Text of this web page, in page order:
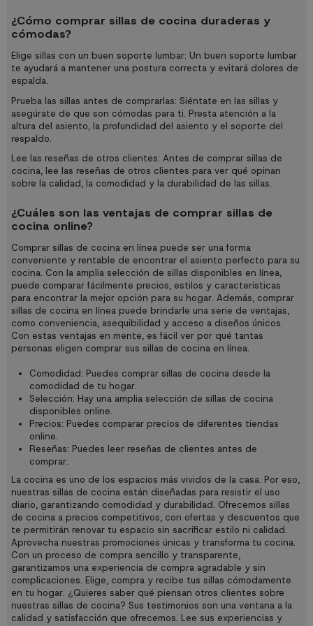
¿Cómo comprar sillas de cocina duraderas y
cómodas?
Elige sillas con un buen soporte lumbar: Un buen soporte lumbar
te ayudará a mantener una postura correcta y evitará dolores de
espalda.
Prueba las sillas antes de comprarlas: Siéntate en las sillas y
asegúrate de que son cómodas para ti. Presta atención a la
altura del asiento, la profundidad del asiento y el soporte del
respaldo.
Lee las reseñas de otros clientes: Antes de comprar sillas de
cocina, lee las reseñas de otros clientes para ver qué opinan
sobre la calidad, la comodidad y la durabilidad de las sillas.
¿Cuáles son las ventajas de comprar sillas de
cocina online?
Comprar sillas de cocina en línea puede ser una forma
conveniente y rentable de encontrar el asiento perfecto para su
cocina. Con la amplia selección de sillas disponibles en línea,
puede comparar fácilmente precios, estilos y características
para encontrar la mejor opción para su hogar. Además, comprar
sillas de cocina en línea puede brindarle una serie de ventajas,
como conveniencia, asequibilidad y acceso a diseños únicos.
Con estas ventajas en mente, es fácil ver por qué tantas
personas eligen comprar sus sillas de cocina en línea.
Comodidad: Puedes comprar sillas de cocina desde la
comodidad de tu hogar.
Selección: Hay una amplia selección de sillas de cocina
disponibles online.
Precios: Puedes comparar precios de diferentes tiendas
online.
Reseñas: Puedes leer reseñas de clientes antes de
comprar.
La cocina es uno de los espacios más vividos de la casa. Por eso,
nuestras sillas de cocina están diseñadas para resistir el uso
diario, garantizando comodidad y durabilidad. Ofrecemos sillas
de cocina a precios competitivos, con ofertas y descuentos que
te permitirán renovar tu espacio sin sacrificar estilo ni calidad.
Aprovecha nuestras promociones únicas y transforma tu cocina.
Con un proceso de compra sencillo y transparente,
garantizamos una experiencia de compra agradable y sin
complicaciones. Elige, compra y recibe tus sillas cómodamente
en tu hogar. ¿Quieres saber qué piensan otros clientes sobre
nuestras sillas de cocina? Sus testimonios son una ventana a la
calidad y satisfacción que ofrecemos. Lee sus experiencias y